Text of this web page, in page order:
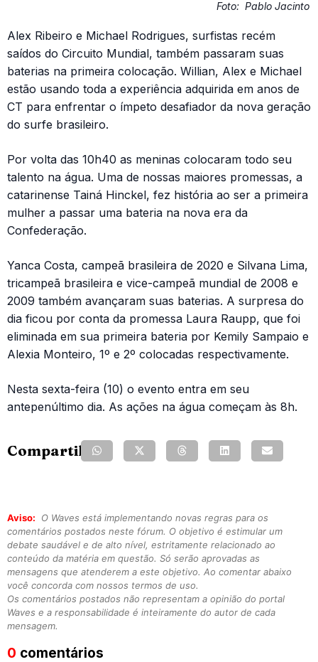
Foto: Pablo Jacinto
Alex Ribeiro e Michael Rodrigues, surfistas recém
saídos do Circuito Mundial, também passaram suas
baterias na primeira colocação. Willian, Alex e Michael
estão usando toda a experiência adquirida em anos de
CT para enfrentar o ímpeto desafiador da nova geração
do surfe brasileiro.
Por volta das 10h40 as meninas colocaram todo seu
talento na água. Uma de nossas maiores promessas, a
catarinense Tainá Hinckel, fez história ao ser a primeira
mulher a passar uma bateria na nova era da
Confederação.
Yanca Costa, campeã brasileira de 2020 e Silvana Lima,
tricampeã brasileira e vice-campeã mundial de 2008 e
2009 também avançaram suas baterias. A surpresa do
dia ficou por conta da promessa Laura Raupp, que foi
eliminada em sua primeira bateria por Kemily Sampaio e
Alexia Monteiro, 1º e 2º colocadas respectivamente.
Nesta sexta-feira (10) o evento entra em seu
antepenúltimo dia. As ações na água começam às 8h.
Compartilhe:
Aviso:
O Waves está implementando novas regras para os
comentários postados neste fórum. O objetivo é estimular um
debate saudável e de alto nível, estritamente relacionado ao
conteúdo da matéria em questão. Só serão aprovadas as
mensagens que atenderem a este objetivo. Ao comentar abaixo
você concorda com nossos termos de uso.
Os comentários postados não representam a opinião do portal
Waves e a responsabilidade é inteiramente do autor de cada
mensagem.
0 comentários